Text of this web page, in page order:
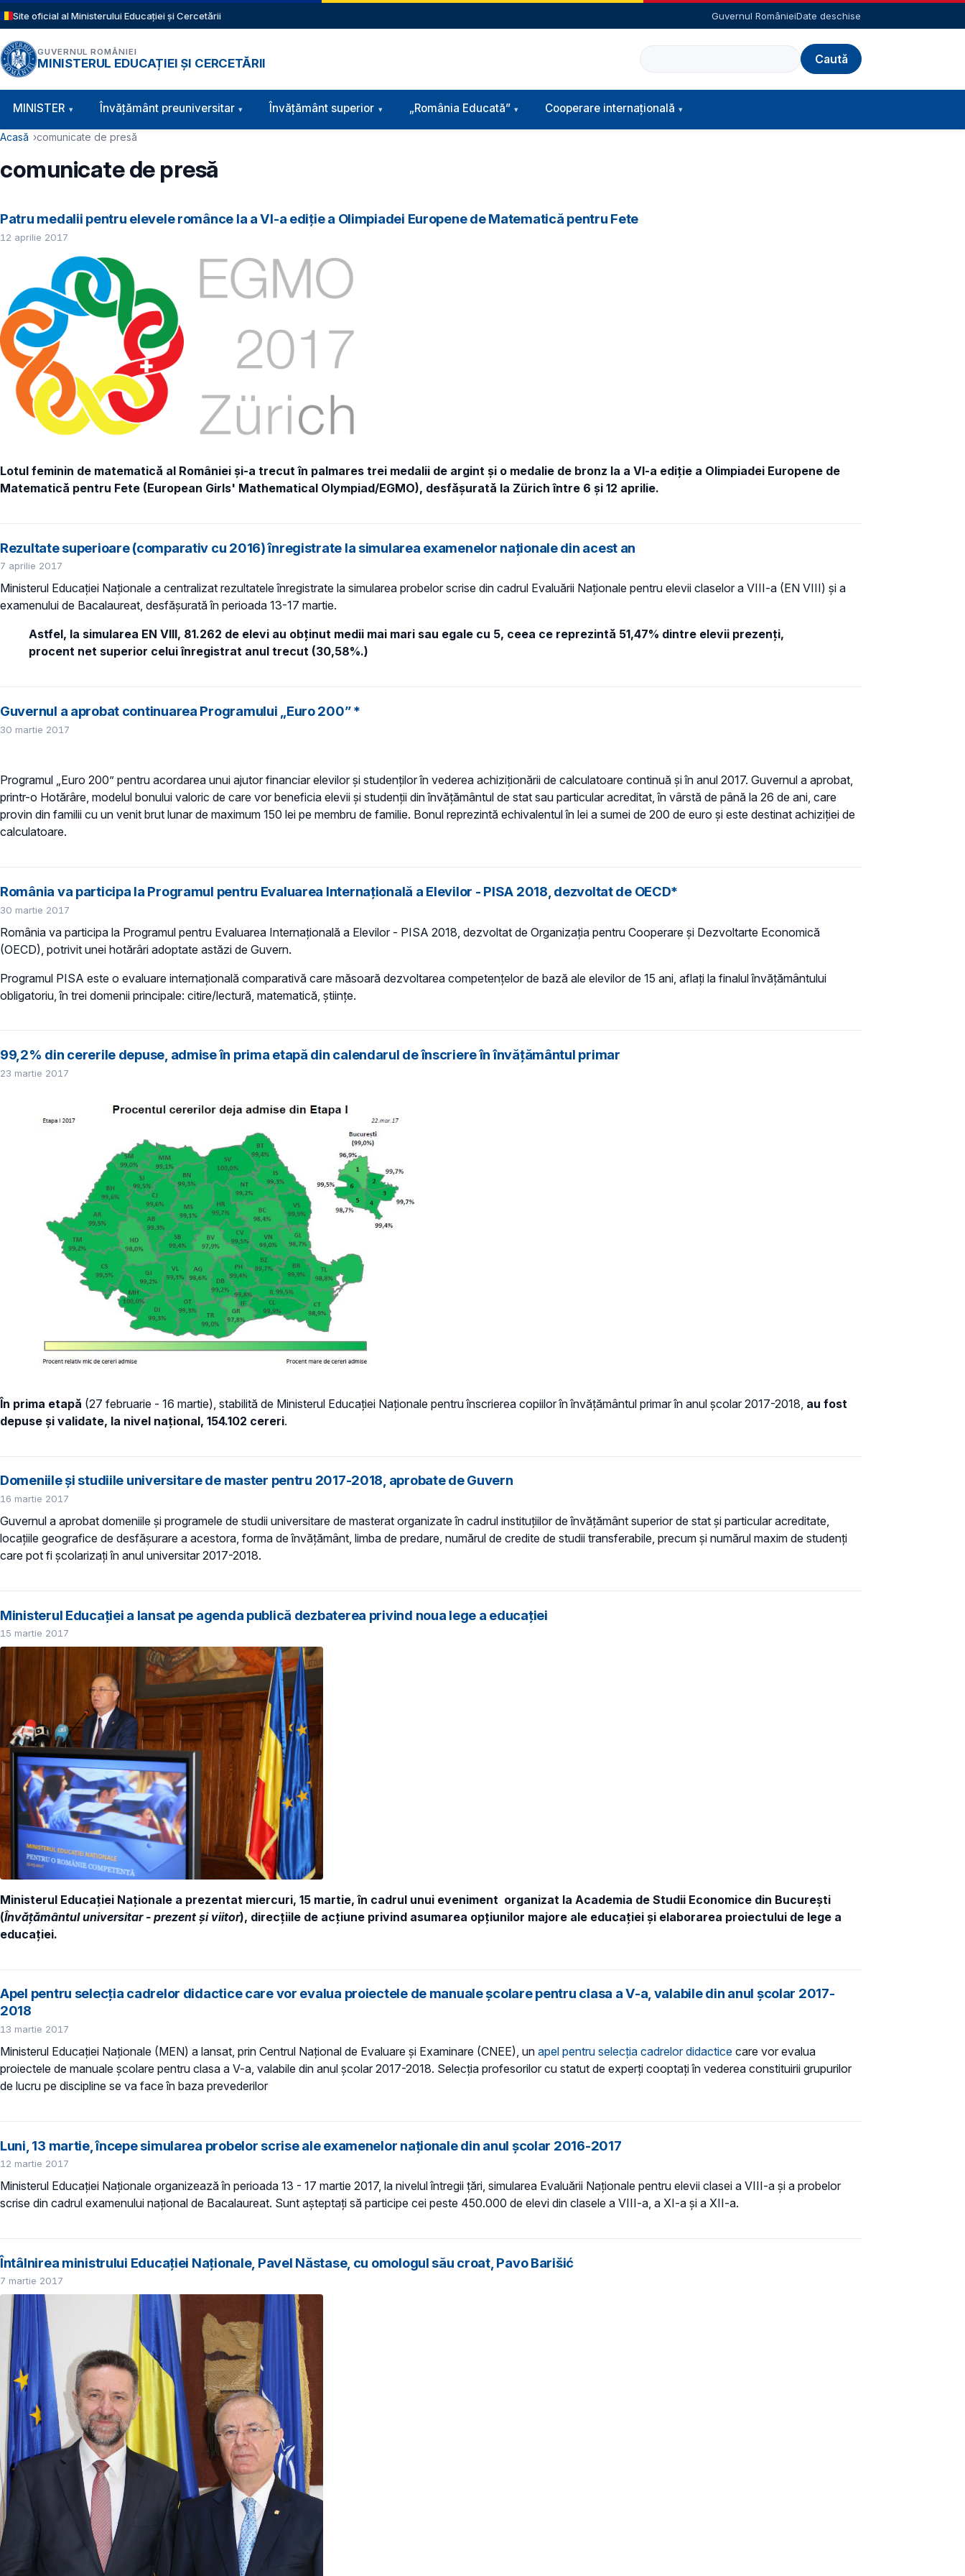
Sari la conținutul principal
Site oficial al Ministerului Educației și Cercetării Guvernul RomânieiDate deschise
GUVERNUL ROMÂNIEI
MINISTERUL EDUCAȚIEI ȘI CERCETĂRII
Caută
Navigație principală
MINISTER Învăţământ preuniversitar Învățământ superior „România Educată” Cooperare internațională
Cale de navigare
Acasă comunicate de presă
comunicate de presă
Patru medalii pentru elevele românce la a VI-a ediţie a Olimpiadei Europene de Matematică pentru Fete
12 aprilie 2017
Lotul feminin de matematică al României și-a trecut în palmares trei medalii de argint și o medalie de bronz la a VI-a ediție a Olimpiadei Europene de
Matematică pentru Fete (European Girls' Mathematical Olympiad/EGMO), desfășurată la Zürich între 6 și 12 aprilie.
Rezultate superioare (comparativ cu 2016) înregistrate la simularea examenelor naționale din acest an
7 aprilie 2017
Ministerul Educaţiei Naţionale a centralizat rezultatele înregistrate la simularea probelor scrise din cadrul Evaluării Naţionale pentru elevii claselor a VIII-a (EN VIII) și a
examenului de Bacalaureat, desfășurată în perioada 13-17 martie.
Astfel, la simularea EN VIII, 81.262 de elevi au obţinut medii mai mari sau egale cu 5, ceea ce reprezintă 51,47% dintre elevii prezenți,
procent net superior celui înregistrat anul trecut (30,58%.)
Guvernul a aprobat continuarea Programului „Euro 200” *
30 martie 2017
Programul „Euro 200” pentru acordarea unui ajutor financiar elevilor şi studenţilor în vederea achiziţionării de calculatoare continuă şi în anul 2017. Guvernul a aprobat,
printr-o Hotărâre, modelul bonului valoric de care vor beneficia elevii şi studenţii din învăţământul de stat sau particular acreditat, în vârstă de până la 26 de ani, care
provin din familii cu un venit brut lunar de maximum 150 lei pe membru de familie. Bonul reprezintă echivalentul în lei a sumei de 200 de euro şi este destinat achiziţiei de
calculatoare.
România va participa la Programul pentru Evaluarea Internațională a Elevilor - PISA 2018, dezvoltat de OECD*
30 martie 2017
România va participa la Programul pentru Evaluarea Internațională a Elevilor - PISA 2018, dezvoltat de Organizația pentru Cooperare și Dezvoltarte Economică
(OECD), potrivit unei hotărâri adoptate astăzi de Guvern.
Programul PISA este o evaluare internațională comparativă care măsoară dezvoltarea competențelor de bază ale elevilor de 15 ani, aflați la finalul învățământului
obligatoriu, în trei domenii principale: citire/lectură, matematică, științe.
99,2% din cererile depuse, admise în prima etapă din calendarul de înscriere în învățământul primar
23 martie 2017
În prima etapă (27 februarie - 16 martie), stabilită de Ministerul Educaţiei Naţionale pentru înscrierea copiilor în învățământul primar în anul şcolar 2017-2018, au fost
depuse și validate, la nivel naţional, 154.102 cereri.
Domeniile și studiile universitare de master pentru 2017-2018, aprobate de Guvern
16 martie 2017
Guvernul a aprobat domeniile și programele de studii universitare de masterat organizate în cadrul instituțiilor de învățământ superior de stat și particular acreditate,
locațiile geografice de desfășurare a acestora, forma de învățământ, limba de predare, numărul de credite de studii transferabile, precum și numărul maxim de studenți
care pot fi școlarizați în anul universitar 2017-2018.
Ministerul Educației a lansat pe agenda publică dezbaterea privind noua lege a educației
15 martie 2017
Ministerul Educației Naționale a prezentat miercuri, 15 martie, în cadrul unui eveniment organizat la Academia de Studii Economice din București
(Învățământul universitar - prezent și viitor), direcțiile de acțiune privind asumarea opțiunilor majore ale educației și elaborarea proiectului de lege a
educației.
Apel pentru selecţia cadrelor didactice care vor evalua proiectele de manuale şcolare pentru clasa a V-a, valabile din anul şcolar 2017-
2018
13 martie 2017
Ministerul Educaţiei Naţionale (MEN) a lansat, prin Centrul Naţional de Evaluare şi Examinare (CNEE), un apel pentru selecţia cadrelor didactice care vor evalua
proiectele de manuale şcolare pentru clasa a V-a, valabile din anul şcolar 2017-2018. Selecţia profesorilor cu statut de experţi cooptaţi în vederea constituirii grupurilor
de lucru pe discipline se va face în baza prevederilor
Luni, 13 martie, începe simularea probelor scrise ale examenelor naționale din anul școlar 2016-2017
12 martie 2017
Ministerul Educaţiei Naţionale organizează în perioada 13 - 17 martie 2017, la nivelul întregii țări, simularea Evaluării Naționale pentru elevii clasei a VIII-a și a probelor
scrise din cadrul examenului național de Bacalaureat. Sunt așteptați să participe cei peste 450.000 de elevi din clasele a VIII-a, a XI-a şi a XII-a.
Întâlnirea ministrului Educației Naționale, Pavel Năstase, cu omologul său croat, Pavo Barišić
7 martie 2017